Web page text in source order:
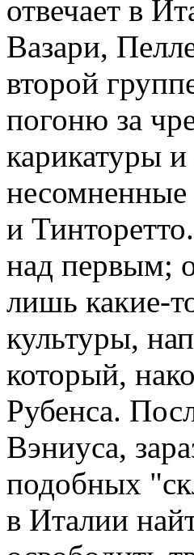
отвечает в
Вазари,
второй
погоню за
карикатуры и
несомненные
и
над первым;
лишь какие-
культуры,
который,
Рубенса.
Вэниуса,
подобных
в Италии